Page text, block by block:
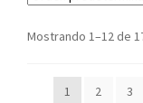
Mostrando 1–12 de
1 2 3